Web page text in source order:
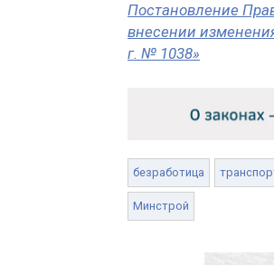
Постановление
внесении
г. № 1038»
безработица
Минстрой